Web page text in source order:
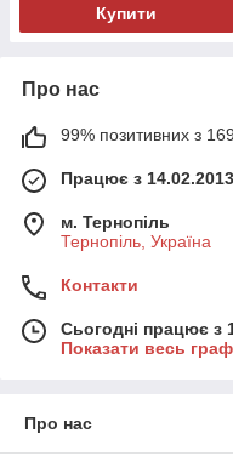
Купити
Про нас
99% позитивних з 169
Працює з 14.02.2013
м. Тернопіль
Тернопіль, Україна
Контакти
Сьогодні працює з
Показати весь
Про нас